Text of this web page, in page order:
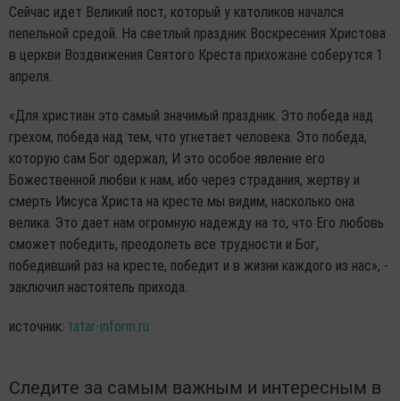
Сейчас идет Великий пост, который у католиков начался
пепельной средой. На светлый праздник Воскресения Христова
в церкви Воздвижения Святого Креста прихожане соберутся 1
апреля.
«Для христиан это самый значимый праздник. Это победа над
грехом, победа над тем, что угнетает человека. Это победа,
которую сам Бог одержал, И это особое явление его
Божественной любви к нам, ибо через страдания, жертву и
смерть Иисуса Христа на кресте мы видим, насколько она
велика. Это дает нам огромную надежду на то, что Его любовь
сможет победить, преодолеть все трудности и Бог,
победивший раз на кресте, победит и в жизни каждого из нас», -
заключил настоятель прихода.
источник: tatar-inform.ru
Следите за самым важным и интересным в